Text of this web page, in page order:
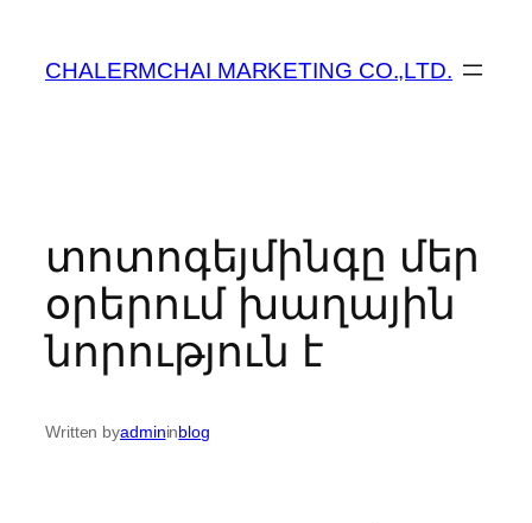
CHALERMCHAI MARKETING CO.,LTD.
տոտոգեյմինգը մեր
օրերում խաղային
նորություն է
Written byadmininblog